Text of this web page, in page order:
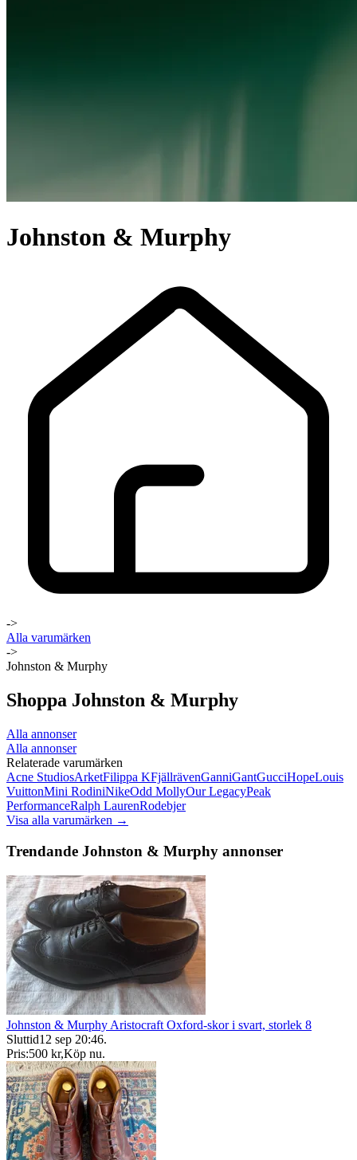
Johnston & Murphy
->
Alla varumärken
->
Johnston & Murphy
Shoppa Johnston & Murphy
Alla annonser
Alla annonser
Relaterade varumärken
Acne StudiosArketFilippa KFjällrävenGanniGantGucciHopeLouis
VuittonMini RodiniNikeOdd MollyOur LegacyPeak
PerformanceRalph LaurenRodebjer
Visa alla varumärken →
Trendande Johnston & Murphy annonser
Johnston & Murphy Aristocraft Oxford-skor i svart, storlek 8
Sluttid12 sep 20:46.
Pris:500 kr,Köp nu.